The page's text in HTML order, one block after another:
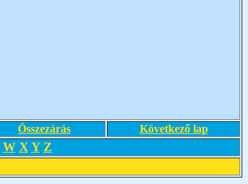
Összezárás Következő lap
W X Y Z